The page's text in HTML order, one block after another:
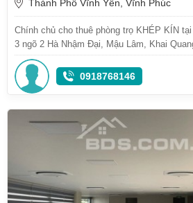
Thành Phố Vĩnh Yên, Vĩnh Phúc
Chính chủ cho thuê phòng trọ KHÉP KÍN
3 ngõ 2 Hà Nhậm Đại, Mậu Lâm, Khai
0918768146